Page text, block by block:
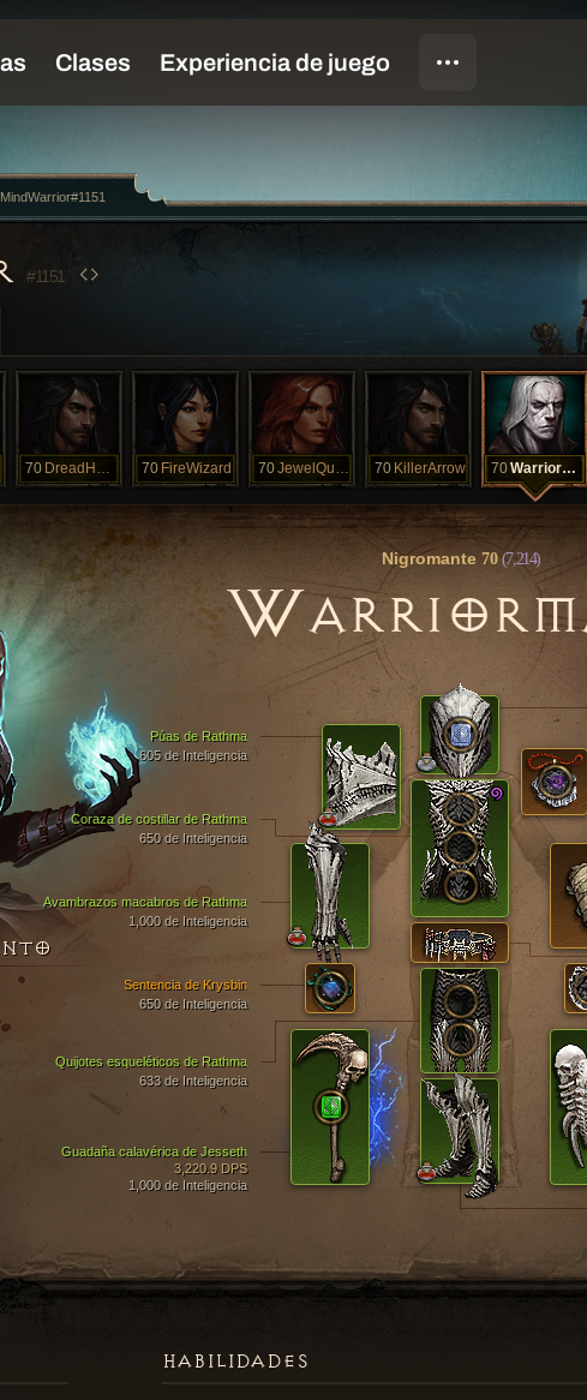
#1151
70 DreadHunter 70 FireWizard 70 JewelQueen 70 KillerArrow 70 WarriorMage
Nigromante70 (7,214)
W
Coraza de costillar de Rathma
650 de Inteligencia
Avambrazos macabros de Rathma
1,000 de Inteligencia
Púas de Rathma
605 de Inteligencia
Quijotes esqueléticos de Rathma
633 de Inteligencia
Guadaña calavérica de Jesseth
3,220.9 DPS
1,000 de Inteligencia
Sentencia de Krysbin
650 de Inteligencia
HABILIDADES
MindWarrior#1151